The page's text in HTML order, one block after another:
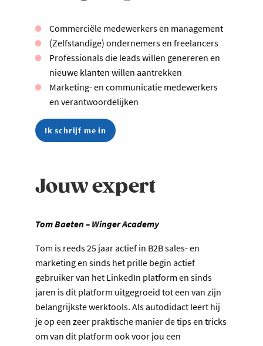
Commerciële medewerkers en management
(Zelfstandige) ondernemers en freelancers
Professionals die leads willen genereren en
nieuwe klanten willen aantrekken
Marketing- en communicatie medewerkers
en verantwoordelijken
Ik schrijf me in
Jouw expert
Tom Baeten – Winger Academy
Tom is reeds 25 jaar actief in B2B sales- en
marketing en sinds het prille begin actief
gebruiker van het LinkedIn platform en sinds
jaren is dit platform uitgegroeid tot een van zijn
belangrijkste werktools. Als autodidact leert hij
je op een zeer praktische manier de tips en tricks
om van dit platform ook voor jou een